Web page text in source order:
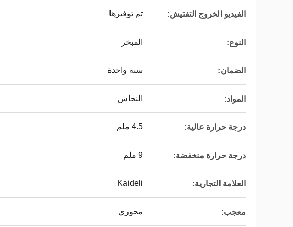
الفيديو الخروج التفتيش: تم توفيرها
النوع: المبخر
الضمان: سنة واحدة
المواد: النحاس
درجة حرارة عالية: 4.5 ملم
درجة حرارة منخفضة: 9 ملم
العلامة التجارية: Kaideli
معجب: محوري